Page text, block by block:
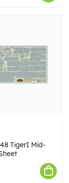
TigerI Mid-